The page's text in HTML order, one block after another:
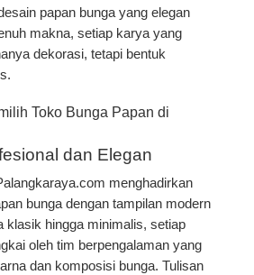
papan bunga yang elegan
makna, setiap karya yang
dekorasi, tetapi bentuk
Toko Bunga Papan di
dan Elegan
menghadirkan
bunga dengan tampilan modern
klasik hingga minimalis, setiap
oleh tim berpengalaman yang
dan komposisi bunga. Tulisan